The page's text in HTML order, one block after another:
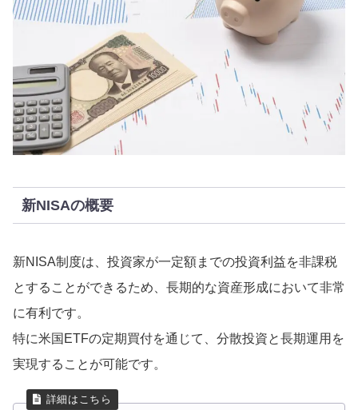
新NISAの概要
新NISA制度は、投資家が一定額までの投資利益を非課税
とすることができるため、長期的な資産形成において非常
に有利です。
特に米国ETFの定期買付を通じて、分散投資と長期運用を
実現することが可能です。